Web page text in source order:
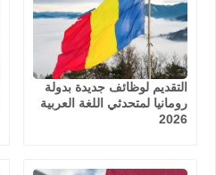
التقديم لوظائف جديدة بدولة
رومانيا لمتحدثي اللغة العربية
2026